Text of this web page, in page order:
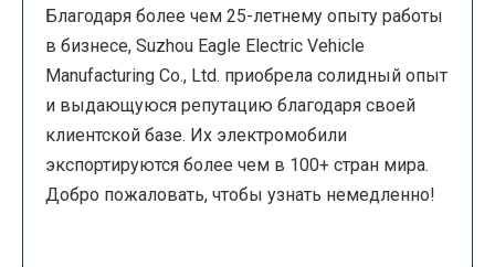
Благодаря более чем 25-летнему опыту работы
в бизнесе, Suzhou Eagle Electric Vehicle
Manufacturing Co., Ltd. приобрела солидный опыт
и выдающуюся репутацию благодаря своей
клиентской базе. Их электромобили
экспортируются более чем в 100+ стран мира.
Добро пожаловать, чтобы узнать немедленно!